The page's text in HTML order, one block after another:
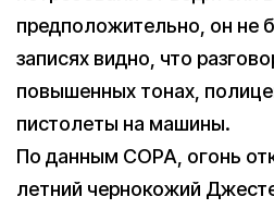
предположительно, он не
записях видно, что
повышенных тонах,
пистолеты на машины.
По данным COPA, огонь
летний чернокожий